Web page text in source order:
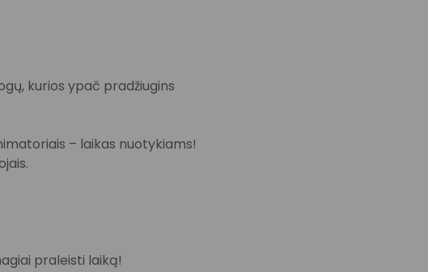
kurios ypač pradžiugins
– laikas nuotykiams!
praleisti laiką!